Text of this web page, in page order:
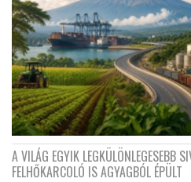
A VILÁG EGYIK LEGKÜLÖNLEGESEBB
FELHŐKARCOLÓ IS AGYAGBÓL ÉPÜLT